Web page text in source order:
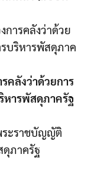
การคลังว่าด้วย
บริหารพัสดุภาค
คลังว่าด้วยการ
หารพัสดุภาครัฐ
ระราชบัญญัติ
ดุภาครัฐ